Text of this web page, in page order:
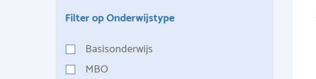
Filter op Onderwijstype
Basisonderwijs
MBO